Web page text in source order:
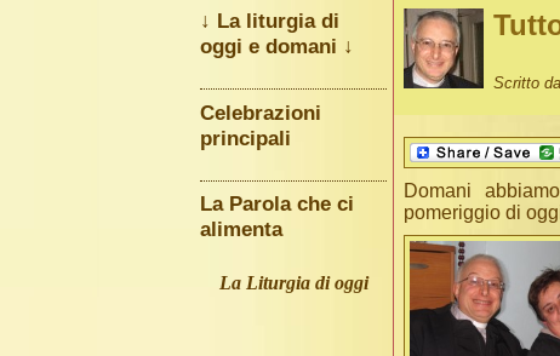
Scritto da
Domani
pomeriggio di
↓ La liturgia di
oggi e domani ↓
Celebrazioni
principali
La Parola che ci
alimenta
La Liturgia di oggi